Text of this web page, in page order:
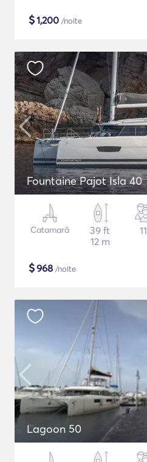
$1,200 /noite
Fountaine Pajot Isla 40
Catamarã
39 ft
12 m
11
$968 /noite
Lagoon 50